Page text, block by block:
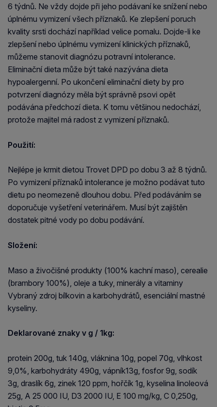
6 týdnů. Ne vždy dojde při jeho podávaní ke snížení nebo
úplnému vymizení všech příznaků. Ke zlepšení poruch
kvality srsti dochází například velice pomalu. Dojde-li ke
zlepšení nebo úplnému vymizení klinických příznaků,
můžeme stanovit diagnózu potravní intolerance.
Eliminační dieta může být také nazývána dieta
hypoalergenní. Po ukončení eliminační diety by pro
potvrzení diagnózy měla být správně psovi opět
podávána předchozí dieta. K tomu většinou nedochází,
protože majitel má radost z vymizení příznaků.
Použití:
Nejlépe je krmit dietou Trovet DPD po dobu 3 až 8 týdnů.
Po vymizení příznaků intolerance je možno podávat tuto
dietu po neomezeně dlouhou dobu. Před podáváním se
doporučuje vyšetření veterinářem. Musí být zajištěn
dostatek pitné vody po dobu podávání.
Složení:
Maso a živočišné produkty (100% kachní maso), cerealie
(brambory 100%), oleje a tuky, minerály a vitaminy
Vybraný zdroj bílkovin a karbohydrátů, esenciální mastné
kyseliny.
Deklarované znaky v g / 1kg:
protein 200g, tuk 140g, vláknina 10g, popel 70g, vlhkost
9,0%, karbohydráty 490g, vápník13g, fosfor 9g, sodík
3g, draslík 6g, zinek 120 ppm, hořčík 1g, kyselina linoleová
25g, A 25 000 IU, D3 2000 IU, E 100 mg/kg, C 0,250g,